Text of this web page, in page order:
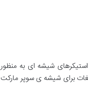
شیشه ای به منظور
برای شیشه ی سوپر مارکت